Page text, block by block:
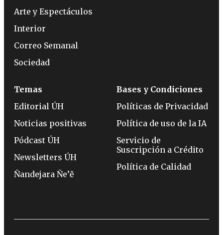
Arte y Espectáculos
Interior
Correo Semanal
Sociedad
Temas
Editorial ÚH
Noticias positivas
Pódcast ÚH
Newsletters ÚH
Ñandejara Ñe’ẽ
Bases y Condiciones
Políticas de Privacidad
Política de uso de la IA
Servicio de
Suscripción a Crédito
Política de Calidad